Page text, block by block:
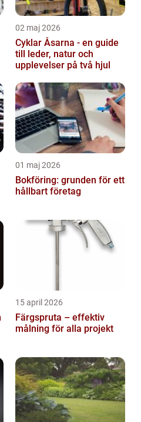
02 maj 2026
Cyklar Åsarna - en guide
till leder, natur och
upplevelser på två hjul
01 maj 2026
Bokföring: grunden för ett
hållbart företag
15 april 2026
Färgspruta – effektiv
målning för alla projekt